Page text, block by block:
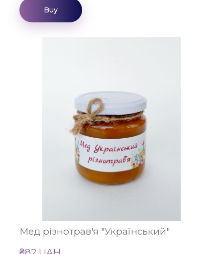
Buy
Мед різнотрав'я "Український"